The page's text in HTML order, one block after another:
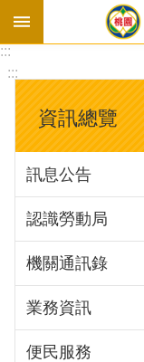
基
法
勞
資
會
庇
護
工
場
進
:::
:::
資訊總覽
訊息公告
認識勞動局
機關通訊錄
業務資訊
便民服務